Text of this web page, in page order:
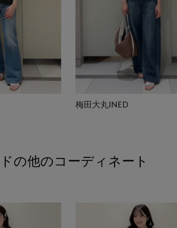
梅田大丸INED
の他のコーディネート